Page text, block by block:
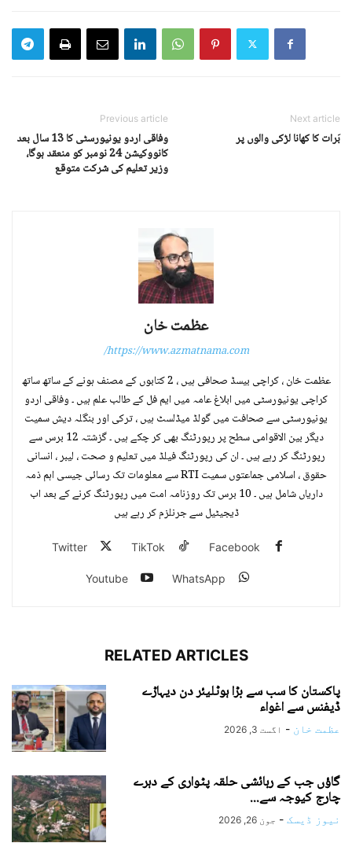
Previous article
وفاقی اردو یونیورسٹی کا 13 سال بعد
کانووکیشن 24 نومبر کو منعقد ہوگا،
وزیر تعلیم کی شرکت متوقع
Next article
بَرات کا کھانا لڑکی والوں پر
عظمت خان
https://www.azmatnama.com/
عظمت خان ، کراچی بیسڈ صحافی ہیں ، 2 کتابوں کے مصنف ہونے کے ساتھ ساتھ
کراچی یونیورسٹی میں ابلاغ عامہ میں ایم فل کے طالب علم ہیں ۔ وفاقی اردو
یونیورسٹی سے صحافت میں گولڈ میڈلسٹ ہیں ، ترکی اور بنگلہ دیش سمیت
دیگر بین الاقوامی سطح پر رپورٹنگ بھی کر چکے ہیں ۔ گزشتہ 12 برس سے
رپورٹنگ کر رہے ہیں ۔ ان کی رپورٹنگ فیلڈ میں تعلیم و صحت ، لیبر ، انسانی
حقوق ، اسلامی جماعتوں سمیت RTI سے معلومات تک رسائی جیسی اہم ذمہ
داریاں شامل ہیں ۔ 10 برس تک روزنامہ امت میں رپورٹنگ کرنے کے بعد اب
ڈیجیٹیل سے جرنلزم کر رہے ہیں
Facebook
TikTok
Twitter
WhatsApp
Youtube
RELATED ARTICLES
پاکستان کا سب سے بڑا ہوٹلیئر دن دیہاڑے
ڈیفنس سے اغواء
عظمت خان - اگست 3, 2026
گاؤں جب کے رہائشی حلقہ پٹواری کے دہرے
چارج کیوجہ سے...
نیوز ڈیسک - جون 26, 2026